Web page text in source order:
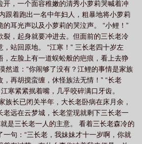
开，一个面容稚嫩的清秀小萝莉哭喊着冲
跟着跑出一名中年妇人，粗暴地将小萝莉
耳光声以及小萝莉的哭泣声。 “小鲤！”
裂，起身就要冲进去。但面前的三长老冷
站回原地。 “江寒！” 三长老四十岁左
，左脸上有一道蜈蚣般的疤痕，看上去狰
然道：“你闹够了没有？江鲤的事情是家族
再胡搅蛮缠，休怪族法无情！” “长老
寒紧紧抿着嘴，几乎咬碎满口牙齿。
族长已闭关半年，大长老卧病在床月余，
老远在云梦城，长老堂现就剩下三长老一
是三长老一人的主意。 看着三长老森冷的
句：“三长老，我妹妹才十一岁啊，你就